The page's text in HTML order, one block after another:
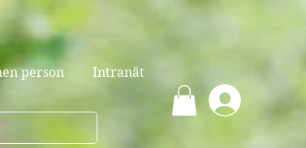
person Intranät